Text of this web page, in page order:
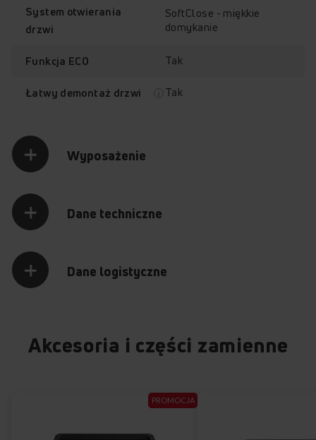
System otwierania
drzwi
SoftClose - miękkie
domykanie
Funkcja ECO Tak
Łatwy demontaż drzwi Tak
Wyposażenie
Dane techniczne
Dane logistyczne
Akcesoria i części zamienne
PROMOCJA